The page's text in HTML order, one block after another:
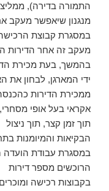
התמורה בדירה),
מנגנון שיאפשר מעקב
במסגרת קבוצת
מעקב זה אחר הדירות
בהמשך, בעת מכירת
ידי המארגן, לבחון
ממכירת הדירות
אקראי בעל אופי
תוך זמן קצר, תוך ניצול
הבקיאות והמיומנות
במסגרת עבודת הועדה
הרוכשים מספר דירות
בקבוצות רכישה